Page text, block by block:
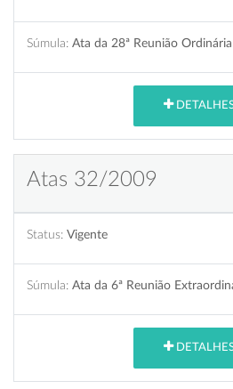
Súmula: Ata da 28ª Reunião
Atas 32/2009
Status: Vigente
Súmula: Ata da 6ª Reunião